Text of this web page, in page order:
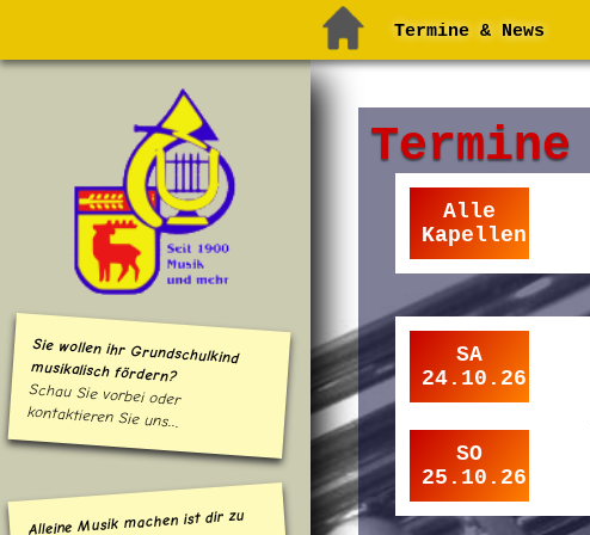
Termine & News
Sie wollen ihr Grundschulkind
musikalisch fördern?
Schau Sie vorbei oder
kontaktieren Sie uns...
Alleine Musik machen ist dir zu
Termine
Alle
Kapellen
SA
24.10.26
SO
25.10.26